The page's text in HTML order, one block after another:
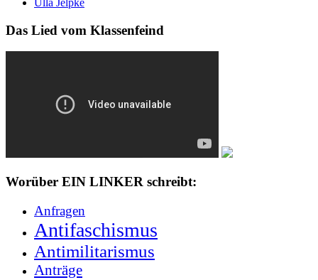
Das Lied vom Klassenfeind
Worüber EIN LINKER schreibt:
Anfragen
Antifaschismus
Antimilitarismus
Anträge